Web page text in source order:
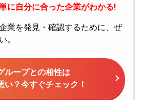
に自分に合った企業がわかる!
業を発見・確認するために、ぜ
。
ループとの相性は
い？今すぐチェック！